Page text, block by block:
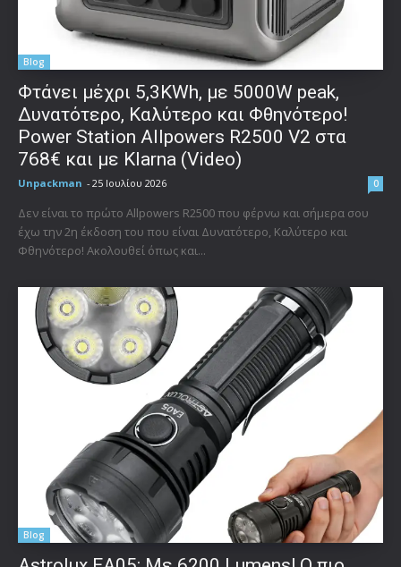
Blog
Φτάνει μέχρι 5,3KWh, με 5000W peak,
Δυνατότερο, Καλύτερο και Φθηνότερο!
Power Station Allpowers R2500 V2 στα
768€ και με Klarna (Video)
Unpackman - 25 Ιουλίου 2026 0
Δεν είναι το πρώτο Allpowers R2500 που φέρνω και σήμερα σου
έχω την 2η έκδοση του που είναι Δυνατότερο, Καλύτερο και
Φθηνότερο! Ακολουθεί όπως και...
Blog